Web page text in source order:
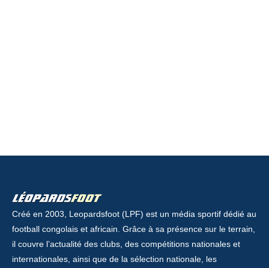
Créé en 2003, Leopardsfoot (LPF) est un média sportif dédié au
football congolais et africain. Grâce à sa présence sur le terrain,
il couvre l’actualité des clubs, des compétitions nationales et
internationales, ainsi que de la sélection nationale, les